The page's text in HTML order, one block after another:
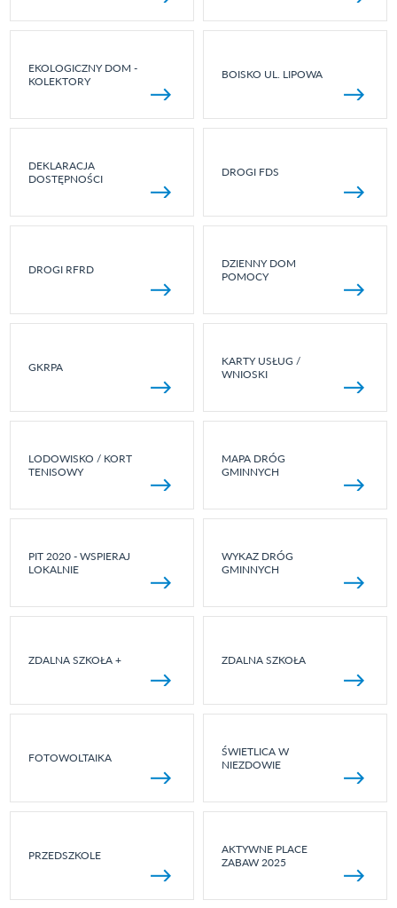
EKOLOGICZNY DOM -
KOLEKTORY
BOISKO UL. LIPOWA
DEKLARACJA
DOSTĘPNOŚCI
DROGI FDS
DROGI RFRD
DZIENNY DOM
POMOCY
GKRPA
KARTY USŁUG /
WNIOSKI
LODOWISKO / KORT
TENISOWY
MAPA DRÓG
GMINNYCH
PIT 2020 - WSPIERAJ
LOKALNIE
WYKAZ DRÓG
GMINNYCH
ZDALNA SZKOŁA + ZDALNA SZKOŁA
FOTOWOLTAIKA
ŚWIETLICA W
NIEZDOWIE
PRZEDSZKOLE
AKTYWNE PLACE
ZABAW 2025